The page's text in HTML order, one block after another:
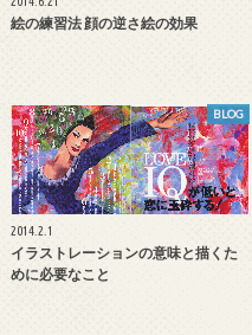
絵の練習法 顔の逆さ絵の効果
BLOG
2014.2.1
イラストレーションの意味と描くた
めに必要なこと